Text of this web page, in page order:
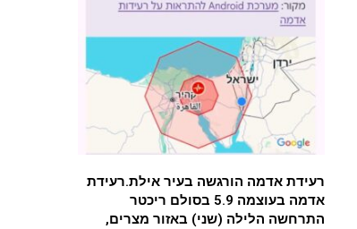
רעידת אדמה הורגשה בעיר אילת.רעידת
אדמה בעוצמה 5.9 בסולם ריכטר
התרחשה הלילה (שני) באזור מצרים,